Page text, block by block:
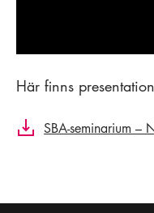
Här finns
SBA-seminarium –